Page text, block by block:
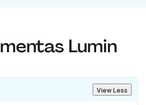
Lumin
View Less